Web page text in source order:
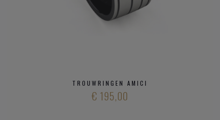
TROUWRINGEN AMICI
€ 195,00